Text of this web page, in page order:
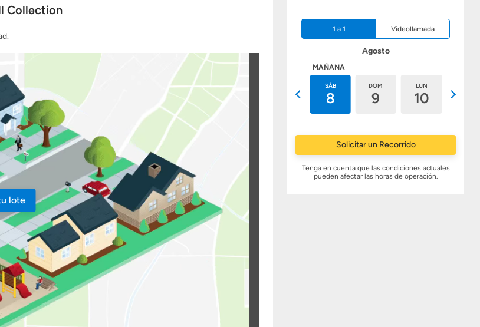
1 a 1 Videollamada
Agosto
MAÑANA
SÁB
8
DOM
9
LUN
10
Solicitar un Recorrido
Tenga en cuenta que las condiciones actuales
pueden afectar las horas de operación.
Collection
lote